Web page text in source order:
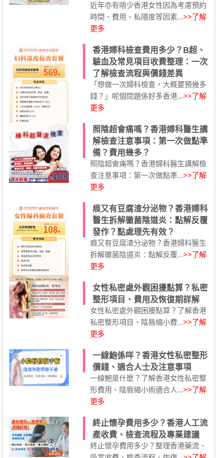
近年亦有唔少香港女性因為考慮預約
時間、費用、私隱度等因素...>>了解
更多
香港婦科檢查費用多少？B超、
驗血及常見項目收費整理：一次
了解檢查流程與價錢差異
「想做一次婦科檢查，大概要預幾多
錢？」呢個問題係好多香港...>>了解
更多
照陰超會痛嗎？香港婦科醫生講
解檢查注意事項：第一次做點準
備？費用幾多？
照陰超會痛嗎？香港婦科醫生講解檢
查注意事項：第一次做點準...>>了解
更多
痕又有豆腐渣分泌物？香港婦科
醫生拆解黴菌陰道炎：點解反覆
發作？點處理先有效？
痕又有豆腐渣分泌物？香港婦科醫生
拆解黴菌陰道炎：點解反覆...>>了解
更多
女性私密處外觀困擾點算？私密
整形項目、費用及恢復期詳解
女性私密處外觀困擾點算？了解香港
私密整形項目、陰唇縮小費...>>了解
更多
一線鮑係咩？香港女性私密整形
價錢、適合人士及注意事項
一線鮑是什麼？了解香港女性私密整
形費用、陰唇縮小術適合人...>>了解
更多
終止懷孕費用多少？香港人工流
產收費、檢查流程及專業建議
終止懷孕費用多少？整理香港藥流、